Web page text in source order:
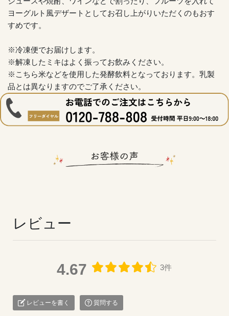
ヨーグルト風デザートとしてお召し上がりいただくのもおす
すめです。
※冷凍便でお届けします。
※解凍したミキはよく振ってお飲みください。
※こちら米などを使用した発酵飲料となっております。乳製
品とは異なりますのでご了承ください。
レビュー
4.67 3件
レビューを書く 質問する